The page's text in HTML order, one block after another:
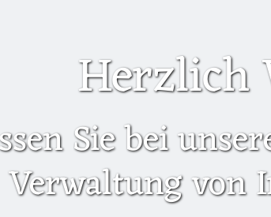
Herzlich
Sie bei
Verwaltung von